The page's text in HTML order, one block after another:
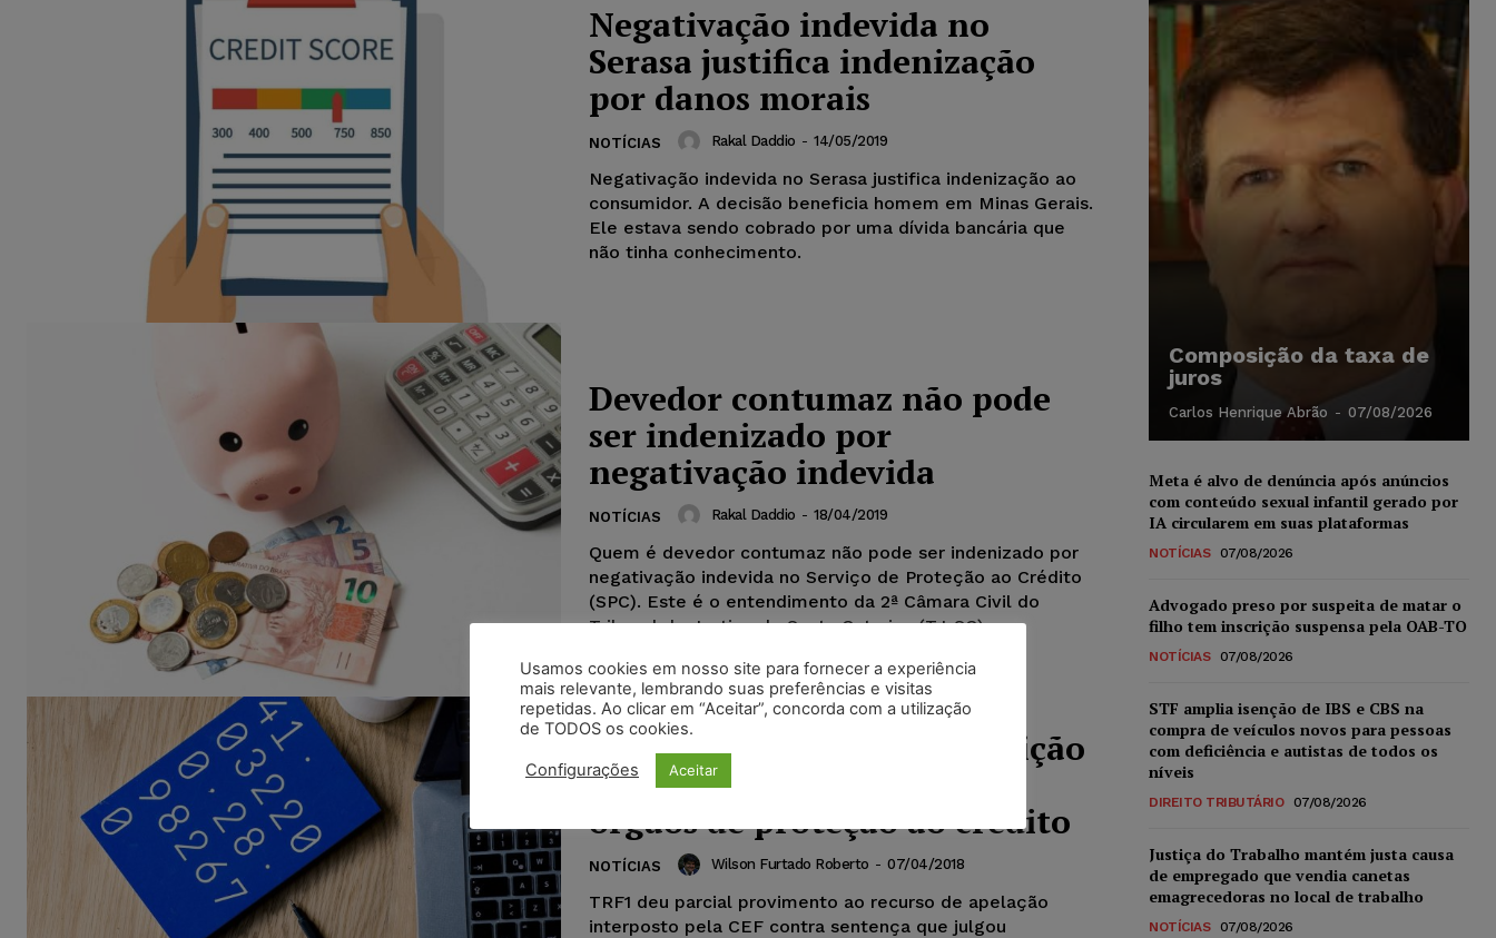
Negativação indevida no
Serasa justifica indenização
por danos morais
NOTÍCIAS Rakal Daddio - 14/05/2019
Negativação indevida no Serasa justifica indenização ao
consumidor. A decisão beneficia homem em Minas Gerais.
Ele estava sendo cobrado por uma dívida bancária que
não tinha conhecimento.
Devedor contumaz não pode
ser indenizado por
negativação indevida
NOTÍCIAS Rakal Daddio - 18/04/2019
Quem é devedor contumaz não pode ser indenizado por
negativação indevida no Serviço de Proteção ao Crédito
(SPC). Este é o entendimento da 2ª Câmara Civil do
Tribunal de Justiça de Santa Catarina (TJ-SC).
CEF é condenada por inscrição
indevida de correntista em
órgãos de proteção ao crédito
NOTÍCIAS Wilson Furtado Roberto - 07/04/2018
TRF1 deu parcial provimento ao recurso de apelação
interposto pela CEF contra sentença que julgou
Composição da taxa de
juros
Carlos Henrique Abrão - 07/08/2026
Meta é alvo de denúncia após anúncios
com conteúdo sexual infantil gerado por
IA circularem em suas plataformas
NOTÍCIAS 07/08/2026
Advogado preso por suspeita de matar o
filho tem inscrição suspensa pela OAB-TO
NOTÍCIAS 07/08/2026
STF amplia isenção de IBS e CBS na
compra de veículos novos para pessoas
com deficiência e autistas de todos os
níveis
DIREITO TRIBUTÁRIO 07/08/2026
Justiça do Trabalho mantém justa causa
de empregado que vendia canetas
emagrecedoras no local de trabalho
NOTÍCIAS 07/08/2026
Usamos cookies em nosso site para fornecer a experiência
mais relevante, lembrando suas preferências e visitas
repetidas. Ao clicar em “Aceitar”, concorda com a utilização
de TODOS os cookies.
Configurações Aceitar